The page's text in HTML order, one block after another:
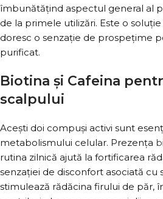
îmbunătățind aspectul general al
de la primele utilizări. Este o
doresc o senzație de prospețime
purificat.
Biotina și Cafeina
scalpului
Acești doi compuși activi sunt
metabolismului celular. Prezența
rutina zilnică ajută la fortificarea
senzației de disconfort asociată cu
stimulează rădăcina firului de păr,